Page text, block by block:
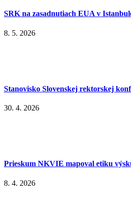
SRK na zasadnutiach EUA v
8. 5. 2026
Stanovisko Slovenskej rektorskej
30. 4. 2026
Prieskum NKVIE mapoval etiku
8. 4. 2026